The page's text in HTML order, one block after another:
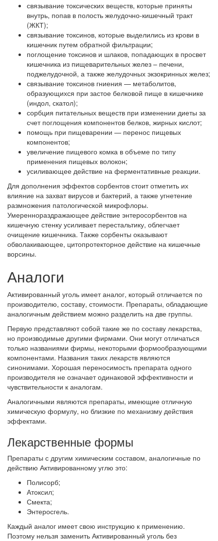
связывание токсических веществ, которые приняты
внутрь, попав в полость желудочно-кишечный тракт
(ЖКТ);
связывание токсинов, которые выделились из крови в
кишечник путем обратной фильтрации;
поглощение токсинов и шлаков, попадающих в просвет
кишечника из пищеварительных желез – печени,
поджелудочной, а также желудочных экзокринных желез;
связывание токсинов гниения — метаболитов,
образующихся при застое белковой пище в кишечнике
(индол, скатол);
сорбция питательных веществ при изменении диеты за
счет поглощения компонентов белков, жирных кислот;
помощь при пищеварении — перенос пищевых
компонентов;
увеличение пищевого комка в объеме по типу
применения пищевых волокон;
усиливающее действие на ферментативные реакции.
Для дополнения эффектов сорбентов стоит отметить их
влияние на захват вирусов и бактерий, а также угнетение
размножения патологической микрофлоры.
Умереннораздражающее действие энтеросорбентов на
кишечную стенку усиливает перестальтику, облегчает
очищение кишечника. Также сорбенты оказывают
обволакивающее, цитопротекторное действие на кишечные
ворсины.
Аналоги
Активированный уголь имеет аналог, который отличается по
производителю, составу, стоимости. Препараты, обладающие
аналогичным действием можно разделить на две группы.
Первую представляют собой такие же по составу лекарства,
но производимые другими фирмами. Они могут отличаться
только названиями фирмы, некоторыми формообразующими
компонентами. Названия таких лекарств являются
синонимами. Хорошая переносимость препарата одного
производителя не означает одинаковой эффективности и
чувствительности к аналогам.
Аналогичными являются препараты, имеющие отличную
химическую формулу, но близкие по механизму действия
эффектами.
Лекарственные формы
Препараты с другим химическим составом, аналогичные по
действию Активированному углю это:
Полисорб;
Атоксил;
Смекта;
Энтеросгель.
Каждый аналог имеет свою инструкцию к применению.
Поэтому нельзя заменить Активированный уголь без